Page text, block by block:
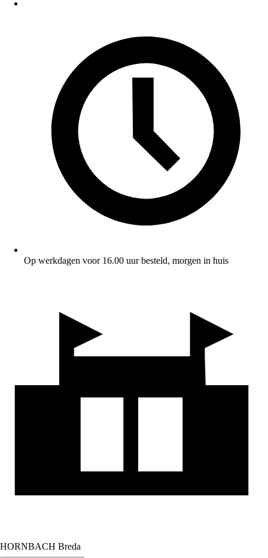
Op werkdagen voor 16.00 uur besteld, morgen in huis
HORNBACH Breda